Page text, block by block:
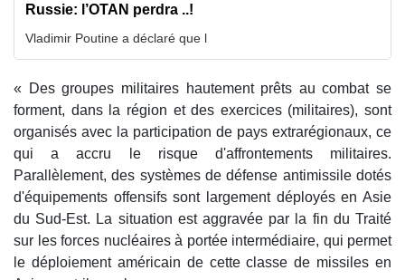
Russie: l’OTAN perdra ..!
Vladimir Poutine a déclaré que l
« Des groupes militaires hautement prêts au combat se
forment, dans la région et des exercices (militaires), sont
organisés avec la participation de pays extrarégionaux, ce
qui a accru le risque d'affrontements militaires.
Parallèlement, des systèmes de défense antimissile dotés
d'équipements offensifs sont largement déployés en Asie
du Sud-Est. La situation est aggravée par la fin du Traité
sur les forces nucléaires à portée intermédiaire, qui permet
le déploiement américain de cette classe de missiles en